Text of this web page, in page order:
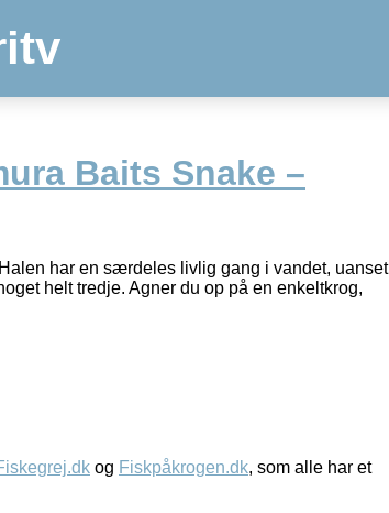
Baits Snake –
har en særdeles livlig gang i vandet, uanset
helt tredje. Agner du op på en enkeltkrog,
og Fiskpåkrogen.dk, som alle har et